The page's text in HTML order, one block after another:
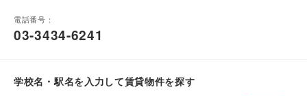
電話番号：
03-3434-6241
学校名・駅名を入力して賃貸物件を探す